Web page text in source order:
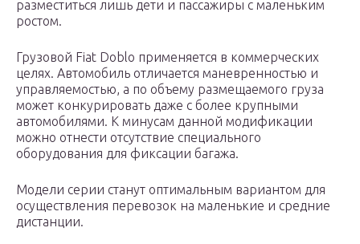
разместиться лишь дети и пассажиры с маленьким
ростом.
Грузовой Fiat Doblo применяется в коммерческих
целях. Автомобиль отличается маневренностью и
управляемостью, а по объему размещаемого груза
может конкурировать даже с более крупными
автомобилями. К минусам данной модификации
можно отнести отсутствие специального
оборудования для фиксации багажа.
Модели серии станут оптимальным вариантом для
осуществления перевозок на маленькие и средние
дистанции.